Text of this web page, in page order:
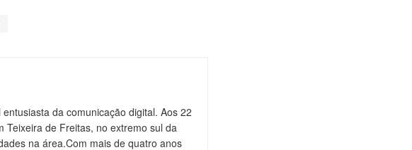
da comunicação digital. Aos 22
Teixeira de Freitas, no extremo sul da
na área.Com mais de quatro anos